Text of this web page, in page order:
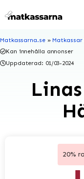
till
Matkassarna.se»
Kan innehålla annonser
Uppdaterad: 01/03-2024
20%